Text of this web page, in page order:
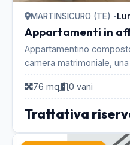
MARTINSICURO (TE) -
Appartamenti in
Appartamentino
camera matrimoniale,
La posizione è ottima, il
76 mq
0 vani
Trattativa